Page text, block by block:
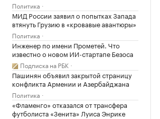
Политика
МИД России заявил о попытках Запада
втянуть Грузию в «кровавые авантюры»
Политика
Инженер по имени Прометей. Что
известно о новом ИИ-стартапе Безоса
Подписка на РБК
Пашинян объявил закрытой страницу
конфликта Армении и Азербайджана
Политика
«Фламенго» отказался от трансфера
футболиста «Зенита» Луиса Энрике